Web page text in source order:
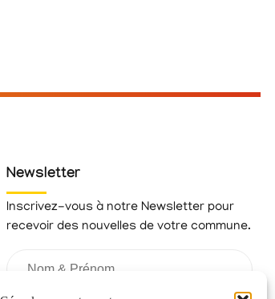
Newsletter
Inscrivez-vous à notre Newsletter pour
recevoir des nouvelles de votre commune.